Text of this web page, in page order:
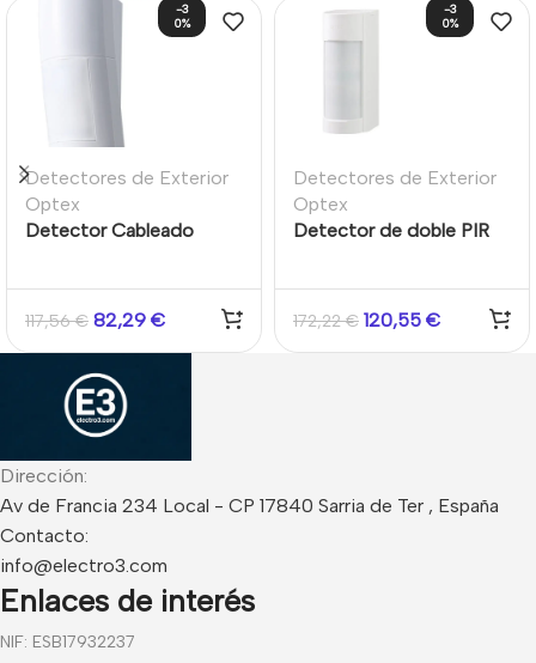
-3
0%
Detectores de Exterior
Optex
Detector Cableado
120º Lógica SMDA 40
zonas Callejón mascotas
18 zonas Optex
117,56€ 82,29 €
-3
0%
Detectores de Exterior
Optex
Detector de doble PIR
Antimasking Optex VXI-
AM
172,22€ 120,55 €
Dirección:
Av de Francia 234 Local - CP 17840 Sarria de Ter , España
Contacto:
info@electro3.com
Enlaces de interés
NIF: ESB17932237